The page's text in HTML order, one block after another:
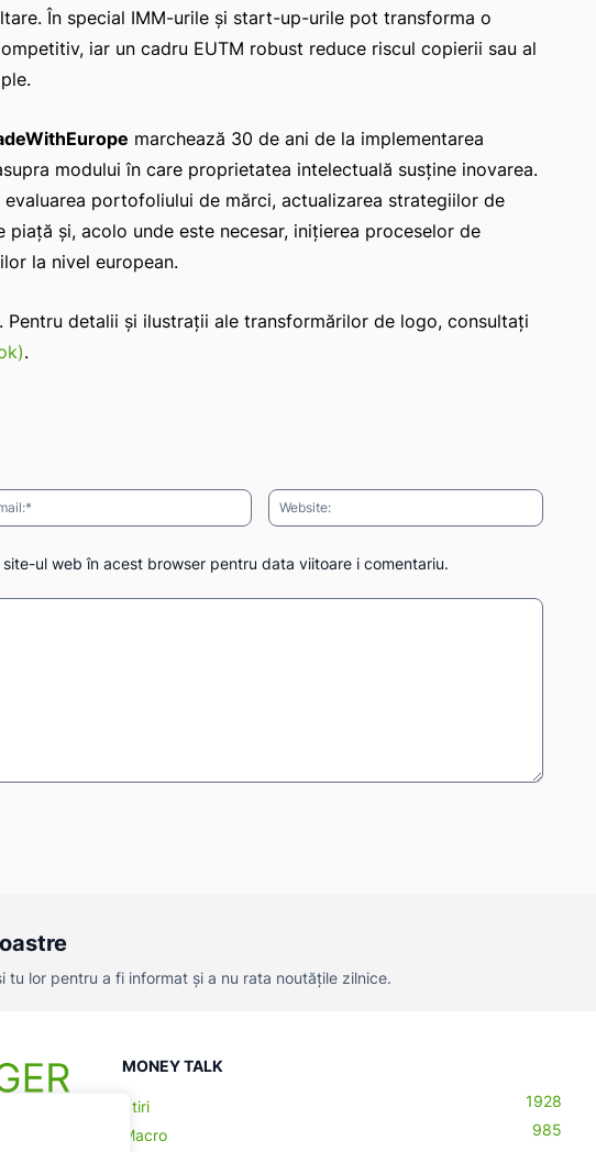
În special IMM-urile şi start-up-urile pot transforma o
iar un cadru EUTM robust reduce riscul copierii sau al
marchează 30 de ani de la implementarea
modului în care proprietatea intelectuală susţine inovarea.
portofoliului de mărci, actualizarea strategiilor de
şi, acolo unde este necesar, iniţierea proceselor de
la nivel european.
Pentru detalii şi ilustraţii ale transformărilor de logo, consultaţi
.
Email:* Website:
ul web în acest browser pentru data viitoare i comentariu.
tu lor pentru a fi informat și a nu rata noutățile zilnice.
MONEY TALK
Știri
1928
Macro
985